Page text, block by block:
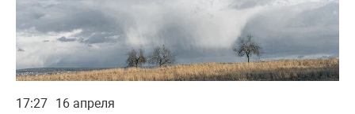
17:27 16 апреля